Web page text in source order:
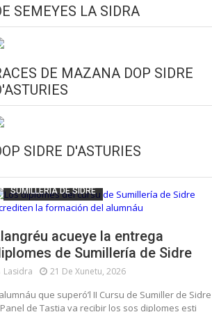
SEMEYES LA SIDRA
DE MAZANA DOP SIDRE
SIDRE D'ASTURIES
ESCUELA DE SUMILLERÍA DE LA SIDRE
SUMILLERÍA DE SIDRE
acueye la entrega
de Sumillería de Sidre
Lasidra 21 De Xunetu, 2026
que superó’l II Cursu de Sumiller de Sidre
de Tastia va recibir los sos diplomes esti